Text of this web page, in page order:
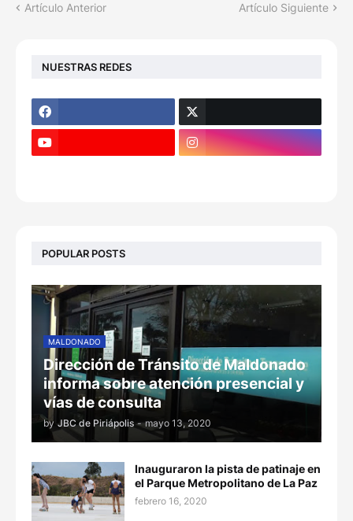
Artículo Anterior Artículo Siguiente
NUESTRAS REDES
POPULAR POSTS
MALDONADO
Dirección de Tránsito de Maldonado
informa sobre atención presencial y
vías de consulta
by JBC de Piriápolis - mayo 13, 2020
Inauguraron la pista de patinaje en
el Parque Metropolitano de La Paz
febrero 16, 2020